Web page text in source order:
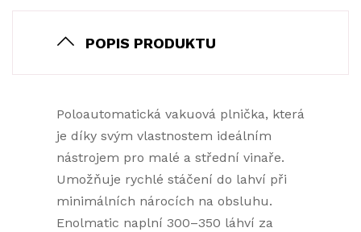
POPIS PRODUKTU
Poloautomatická vakuová plnička, která
je díky svým vlastnostem ideálním
nástrojem pro malé a střední vinaře.
Umožňuje rychlé stáčení do lahví při
minimálních nárocích na obsluhu.
Enolmatic naplní 300–350 láhví za